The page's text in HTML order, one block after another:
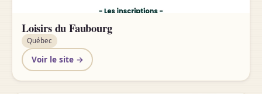
Loisirs du Faubourg
Québec
Voir le site →